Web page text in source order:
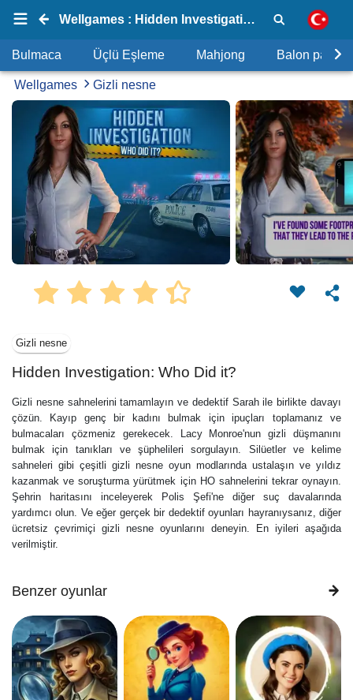
Wellgames : Hidden Investigation: Who Did it?
Bulmaca Üçlü Eşleme Mahjong Balon
Wellgames Gizli nesne
Gizli nesne
Hidden Investigation: Who Did it?
Gizli nesne sahnelerini tamamlayın ve dedektif Sarah ile birlikte davayı
çözün. Kayıp genç bir kadını bulmak için ipuçları toplamanız ve
bulmacaları çözmeniz gerekecek. Lacy Monroe'nun gizli düşmanını
bulmak için tanıkları ve şüphelileri sorgulayın. Silüetler ve kelime
sahneleri gibi çeşitli gizli nesne oyun modlarında ustalaşın ve yıldız
kazanmak ve soruşturma yürütmek için HO sahnelerini tekrar oynayın.
Şehrin haritasını inceleyerek Polis Şefi'ne diğer suç davalarında
yardımcı olun. Ve eğer gerçek bir dedektif oyunları hayranıysanız, diğer
ücretsiz çevrimiçi gizli nesne oyunlarını deneyin. En iyileri aşağıda
verilmiştir.
Benzer oyunlar